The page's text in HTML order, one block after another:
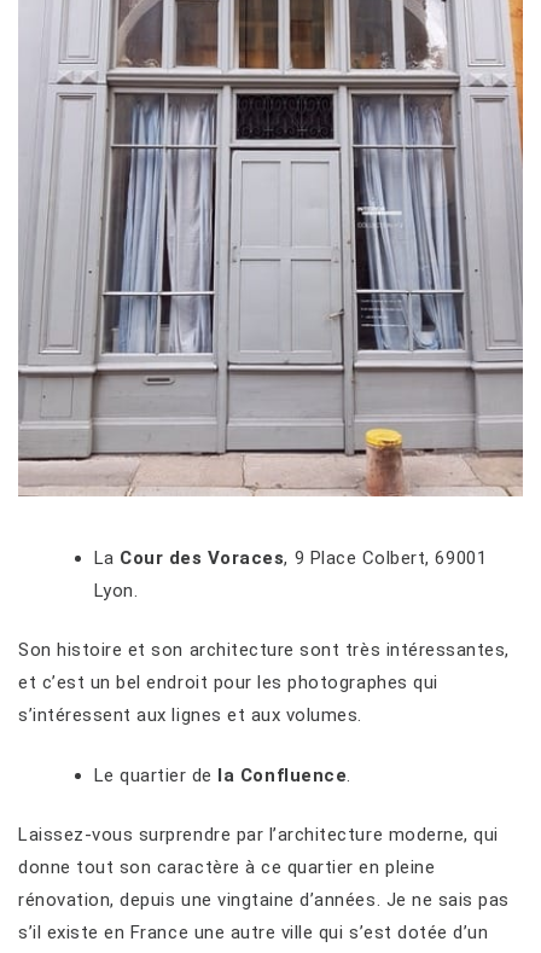
La Cour des Voraces, 9 Place Colbert, 69001
Lyon.
Son histoire et son architecture sont très intéressantes,
et c’est un bel endroit pour les photographes qui
s’intéressent aux lignes et aux volumes.
Le quartier de la Confluence.
Laissez-vous surprendre par l’architecture moderne, qui
donne tout son caractère à ce quartier en pleine
rénovation, depuis une vingtaine d’années. Je ne sais pas
s’il existe en France une autre ville qui s’est dotée d’un